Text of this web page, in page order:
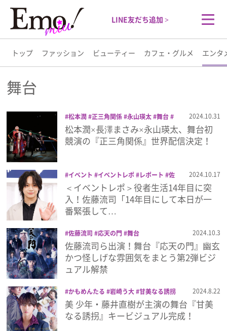
LINE友だち追加 >
トップ ファッション ビューティー カフェ・グルメ エンタ
トップ
ファッション
ビューティー
カフェ・グルメ
エンタメ
ライフスタイル
プレゼント
インタビュー
フィルム
舞台
松本潤 正三角関係 永山瑛太 舞台
配信 長澤まさみ
2024.10.31
松本潤×長澤まさみ×永山瑛太、舞台初
競演の『正三角関係』世界配信決定！
イベント イベントレポ レポート
佐
藤流司
応天の門 明治座 舞台
2024.10.17
＜イベントレポ＞役者生活14年目に突
入！佐藤流司「14年目にして本日が一
番緊張して…
佐藤流司 応天の門 舞台 2024.10.3
佐藤流司ら出演！舞台『応天の門』幽玄
かつ怪しげな雰囲気をまとう第2弾ビジ
ュアル解禁
かもめんたる 岩崎う大 甘美なる誘拐
美 少年
舞台 藤井直樹
2024.8.22
美 少年・藤井直樹が主演の舞台『甘美
なる誘拐』キービジュアル完成！